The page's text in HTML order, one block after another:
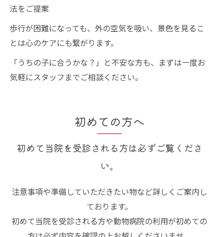
法をご提案
歩行が困難になっても、外の空気を吸い、景色を見るこ
とは心のケアにも繋がります。
「うちの子に合うかな？」と不安な方も、まずは一度お
気軽にスタッフまでご相談ください。
初めての方へ
初めて当院を受診される方は必ずご覧くださ
い。
注意事項や準備していただきたい物など詳しくご案内し
ております。
初めて当院を受診される方や動物病院の利用が初めての